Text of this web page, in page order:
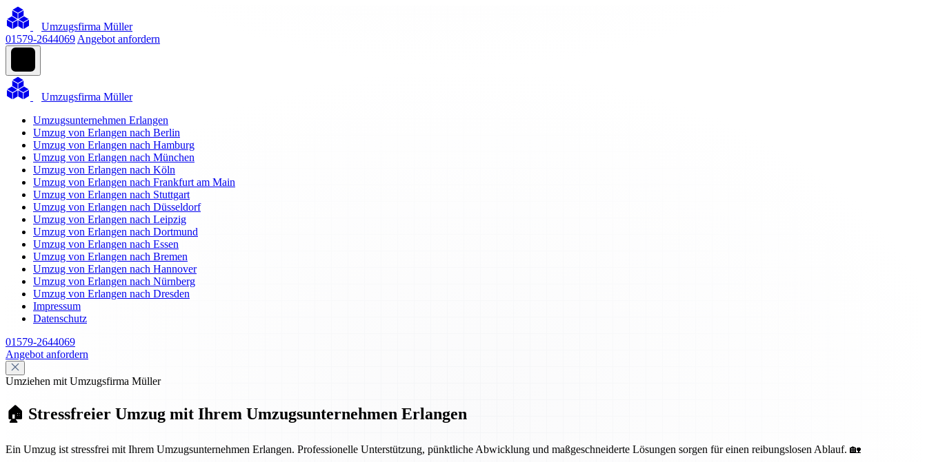
Umzugsfirma Müller
01579-2644069 Angebot anfordern
Umzugsfirma Müller
Umzugsunternehmen Erlangen
Umzug von Erlangen nach Berlin
Umzug von Erlangen nach Hamburg
Umzug von Erlangen nach München
Umzug von Erlangen nach Köln
Umzug von Erlangen nach Frankfurt am Main
Umzug von Erlangen nach Stuttgart
Umzug von Erlangen nach Düsseldorf
Umzug von Erlangen nach Leipzig
Umzug von Erlangen nach Dortmund
Umzug von Erlangen nach Essen
Umzug von Erlangen nach Bremen
Umzug von Erlangen nach Hannover
Umzug von Erlangen nach Nürnberg
Umzug von Erlangen nach Dresden
Impressum
Datenschutz
01579-2644069
Angebot anfordern
Umziehen mit Umzugsfirma Müller
🏠 Stressfreier Umzug mit Ihrem Umzugsunternehmen Erlangen
Ein Umzug ist stressfrei mit Ihrem Umzugsunternehmen Erlangen. Professionelle Unterstützung, pünktliche Abwicklung und maßgeschneiderte Lösungen sorgen für einen reibungslosen Ablauf. 🏡